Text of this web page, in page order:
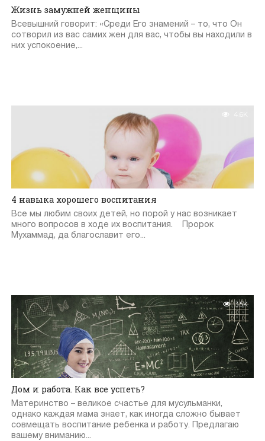
Жизнь замужней женщины
Всевышний говорит: «Среди Его знамений – то, что Он
сотворил из вас самих жен для вас, чтобы вы находили в
них успокоение,...
4.6K
4 навыка хорошего воспитания
Все мы любим своих детей, но порой у нас возникает
много вопросов в ходе их воспитания. Пророк
Мухаммад, да благославит его...
3.5K
Дом и работа. Как все успеть?
Материнство – великое счастье для мусульманки,
однако каждая мама знает, как иногда сложно бывает
совмещать воспитание ребенка и работу. Предлагаю
вашему вниманию...